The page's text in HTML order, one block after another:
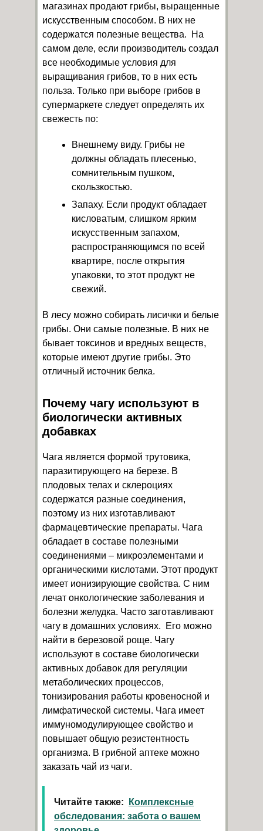
магазинах продают грибы, выращенные
искусственным способом. В них не
содержатся полезные вещества. На
самом деле, если производитель создал
все необходимые условия для
выращивания грибов, то в них есть
польза. Только при выборе грибов в
супермаркете следует определять их
свежесть по:
Внешнему виду. Грибы не
должны обладать плесенью,
сомнительным пушком,
скользкостью.
Запаху. Если продукт обладает
кисловатым, слишком ярким
искусственным запахом,
распространяющимся по всей
квартире, после открытия
упаковки, то этот продукт не
свежий.
В лесу можно собирать лисички и белые
грибы. Они самые полезные. В них не
бывает токсинов и вредных веществ,
которые имеют другие грибы. Это
отличный источник белка.
Почему чагу используют в
биологически активных
добавках
Чага является формой трутовика,
паразитирующего на березе. В
плодовых телах и склероциях
содержатся разные соединения,
поэтому из них изготавливают
фармацевтические препараты. Чага
обладает в составе полезными
соединениями – микроэлементами и
органическими кислотами. Этот продукт
имеет ионизирующие свойства. С ним
лечат онкологические заболевания и
болезни желудка. Часто заготавливают
чагу в домашних условиях. Его можно
найти в березовой роще. Чагу
используют в составе биологически
активных добавок для регуляции
метаболических процессов,
тонизирования работы кровеносной и
лимфатической системы. Чага имеет
иммуномодулирующее свойство и
повышает общую резистентность
организма. В грибной аптеке можно
заказать чай из чаги.
Читайте также:
Комплексные
обследования: забота о вашем